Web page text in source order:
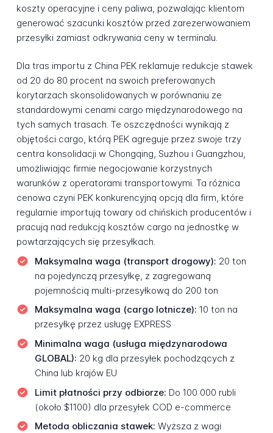
koszty operacyjne i ceny paliwa, pozwalając klientom
generować szacunki kosztów przed zarezerwowaniem
przesyłki zamiast odkrywania ceny w terminalu.
Dla tras importu z China PEK reklamuje redukcje stawek
od 20 do 80 procent na swoich preferowanych
korytarzach skonsolidowanych w porównaniu ze
standardowymi cenami cargo międzynarodowego na
tych samych trasach. Te oszczędności wynikają z
objętości cargo, którą PEK agreguje przez swoje trzy
centra konsolidacji w Chongqing, Suzhou i Guangzhou,
umożliwiając firmie negocjowanie korzystnych
warunków z operatorami transportowymi. Ta różnica
cenowa czyni PEK konkurencyjną opcją dla firm, które
regularnie importują towary od chińskich producentów i
pracują nad redukcją kosztów cargo na jednostkę w
powtarzających się przesyłkach.
Maksymalna waga (transport drogowy): 20 ton
na pojedynczą przesyłkę, z zagregowaną
pojemnością multi-przesyłkową do 200 ton
Maksymalna waga (cargo lotnicze): 10 ton na
przesyłkę przez usługę EXPRESS
Minimalna waga (usługa międzynarodowa
GLOBAL): 20 kg dla przesyłek pochodzących z
China lub krajów EU
Limit płatności przy odbiorze: Do 100 000 rubli
(około $1100) dla przesyłek COD e-commerce
Metoda obliczania stawek: Wyższa z wagi